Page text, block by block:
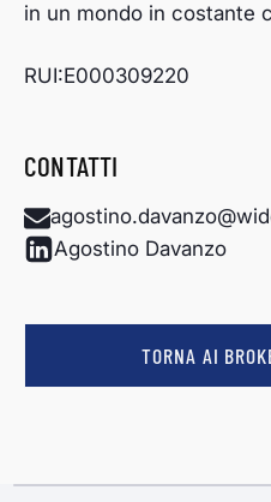
in un mondo in costante
RUI:E000309220
CONTATTI
Agostino Davanzo
TORNA AI